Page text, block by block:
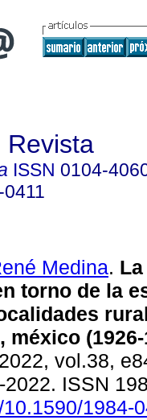
Revista
ISSN 0104-
Medina.
torno de la
méxico (1926-
vol.38,
2022. ISSN
1984-